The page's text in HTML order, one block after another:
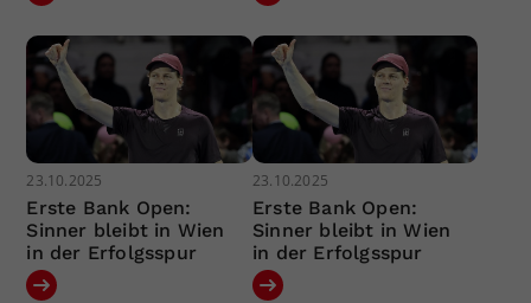
23.10.2025
Erste Bank Open:
Sinner bleibt in Wien
in der Erfolgsspur
23.10.2025
Erste Bank Open:
Sinner bleibt in Wien
in der Erfolgsspur